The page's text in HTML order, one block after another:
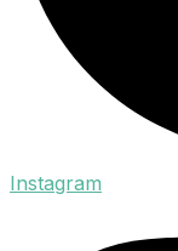
Instagram